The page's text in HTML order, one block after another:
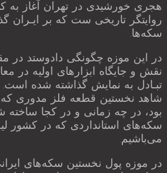
هجری خورشیدی در تهران آغاز به
روایتگر تاریخی ست که بر ایـران
سکه‌ها.
در این موزه چگونگی دادوستد در
نقش و جایگاه ابزارهای اولیه در
تبـادل به نمایش گذاشته شده
شاهد نخستین قطعه فلز مدوری
بود، در چه زمانی و در کجا ساخته
سکه‌های استانداردی که در کشور
می‌باشیم.
در موزه پول نخستین سکه‌های